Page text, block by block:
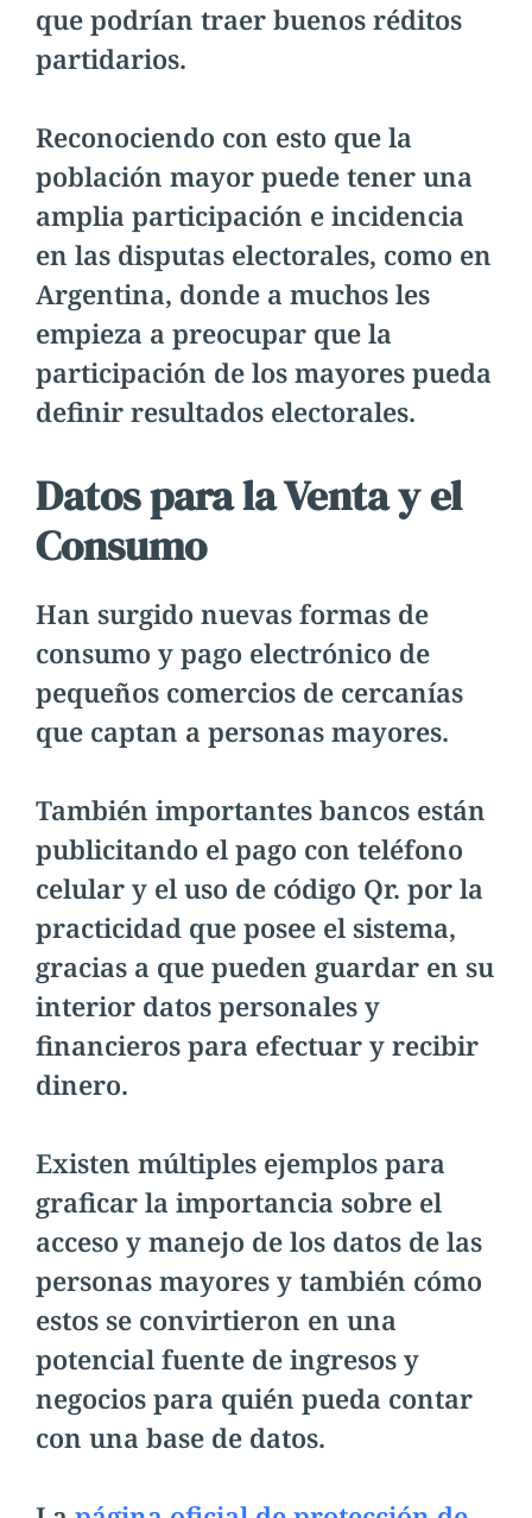
que podrían traer buenos réditos
partidarios.
Reconociendo con esto que la
población mayor puede tener una
amplia participación e incidencia
en las disputas electorales, como en
Argentina, donde a muchos les
empieza a preocupar que la
participación de los mayores pueda
definir resultados electorales.
Datos para la Venta y el
Consumo
Han surgido nuevas formas de
consumo y pago electrónico de
pequeños comercios de cercanías
que captan a personas mayores.
También importantes bancos están
publicitando el pago con teléfono
celular y el uso de código Qr. por la
practicidad que posee el sistema,
gracias a que pueden guardar en su
interior datos personales y
financieros para efectuar y recibir
dinero.
Existen múltiples ejemplos para
graficar la importancia sobre el
acceso y manejo de los datos de las
personas mayores y también cómo
estos se convirtieron en una
potencial fuente de ingresos y
negocios para quién pueda contar
con una base de datos.